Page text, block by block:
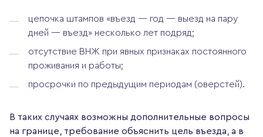
цепочка штампов «въезд — год — выезд на пару
дней — въезд» несколько лет подряд;
отсутствие ВНЖ при явных признаках постоянного
проживания и работы;
просрочки по предыдущим периодам (оверстей).
В таких случаях возможны дополнительные вопросы
на границе, требование объяснить цель въезда, а в